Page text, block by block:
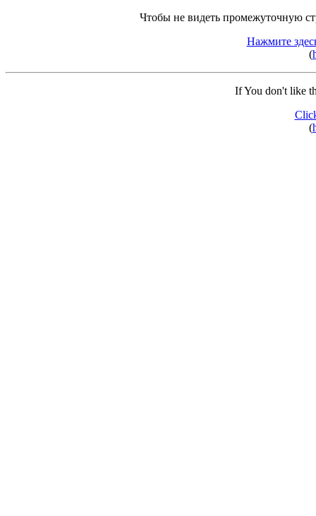
Чтобы не видеть промежуточную
Нажмите
(
If You don't like
(